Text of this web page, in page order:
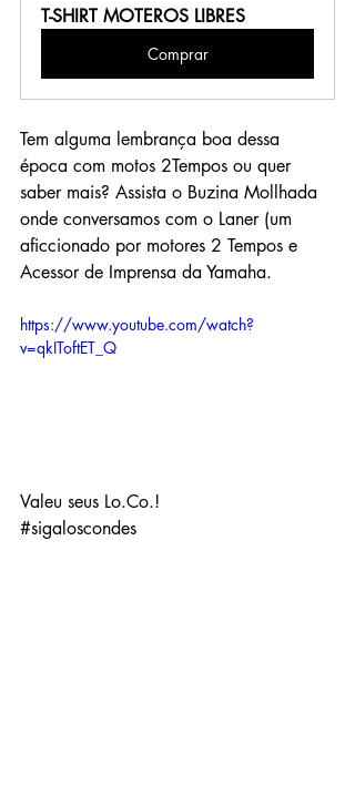
T-SHIRT MOTEROS LIBRES
Comprar
Tem alguma lembrança boa dessa
época com motos 2Tempos ou quer
saber mais? Assista o Buzina Mollhada
onde conversamos com o Laner (um
aficcionado por motores 2 Tempos e
Acessor de Imprensa da Yamaha.
https://www.youtube.com/watch?
v=qkIToftET_Q
Valeu seus Lo.Co.!
#sigaloscondes